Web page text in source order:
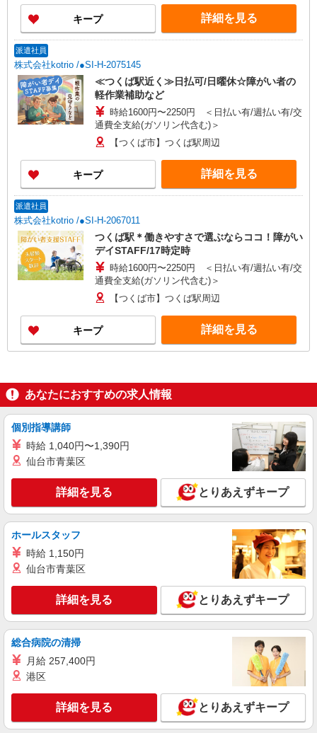
キープ 詳細を見る
派遣社員
株式会社kotrio /●SI-H-2075145
≪つくば駅近く≫日払可/日曜休☆障がい者の
軽作業補助など
時給1600円〜2250円 ＜日払い有/週払い有/交
通費全支給(ガソリン代含む)＞
【つくば市】つくば駅周辺
キープ 詳細を見る
派遣社員
株式会社kotrio /●SI-H-2067011
つくば駅＊働きやすさで選ぶならココ！障がい
デイSTAFF/17時定時
時給1600円〜2250円 ＜日払い有/週払い有/交
通費全支給(ガソリン代含む)＞
【つくば市】つくば駅周辺
キープ 詳細を見る
あなたにおすすめの求人情報
個別指導講師
時給 1,040円〜1,390円
仙台市青葉区
詳細を見る とりあえずキープ
ホールスタッフ
時給 1,150円
仙台市青葉区
詳細を見る とりあえずキープ
総合病院の清掃
月給 257,400円
港区
詳細を見る とりあえずキープ